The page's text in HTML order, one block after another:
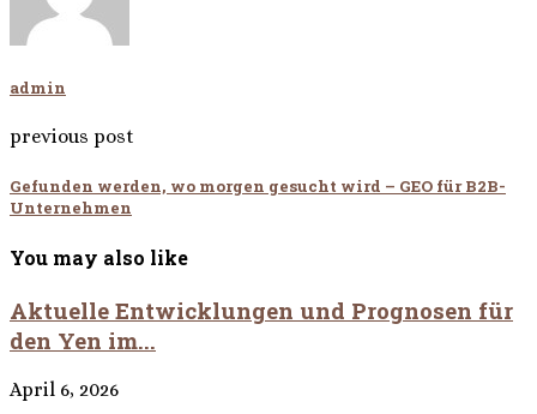
admin
previous post
Gefunden werden, wo morgen gesucht wird – GEO für B2B-
Unternehmen
You may also like
Aktuelle Entwicklungen und Prognosen für
den Yen im...
April 6, 2026